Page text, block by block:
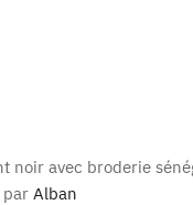
noir avec broderie
par Alban